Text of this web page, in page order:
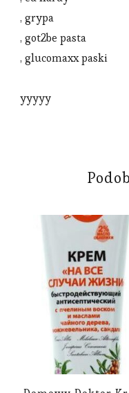
, grypa
, got2be pasta
, glucomaxx paski
yyyyy